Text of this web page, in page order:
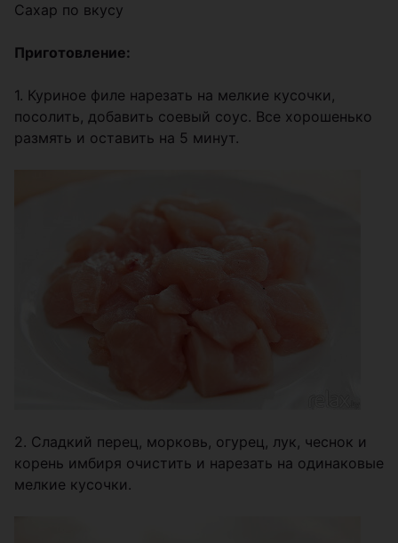
Сахар по вкусу
Приготовление:
1. Куриное филе нарезать на мелкие кусочки,
посолить, добавить соевый соус. Все хорошенько
размять и оставить на 5 минут.
2. Сладкий перец, морковь, огурец, лук, чеснок и
корень имбиря очистить и нарезать на одинаковые
мелкие кусочки.